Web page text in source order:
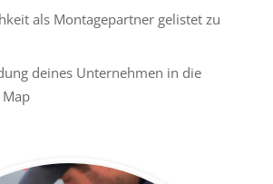
als Montagepartner gelistet zu
deines Unternehmen in die